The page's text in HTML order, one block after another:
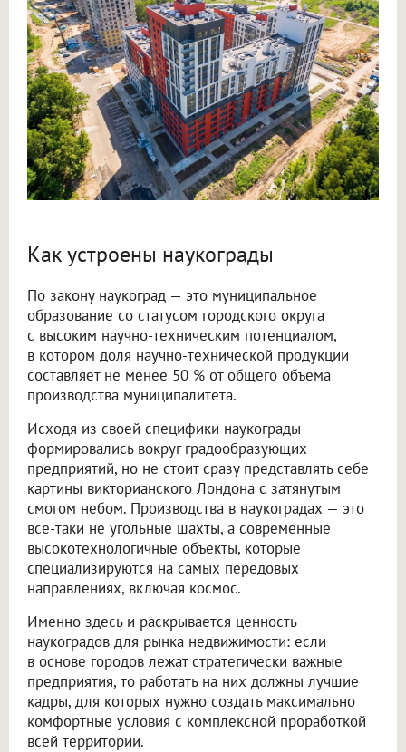
Как устроены наукограды
По закону наукоград — это муниципальное
образование со статусом городского округа
с высоким научно-техническим потенциалом,
в котором доля научно-технической продукции
составляет не менее 50 % от общего объема
производства муниципалитета.
Исходя из своей специфики наукограды
формировались вокруг градообразующих
предприятий, но не стоит сразу представлять себе
картины викторианского Лондона с затянутым
смогом небом. Производства в наукоградах — это
все-таки не угольные шахты, а современные
высокотехнологичные объекты, которые
специализируются на самых передовых
направлениях, включая космос.
Именно здесь и раскрывается ценность
наукоградов для рынка недвижимости: если
в основе городов лежат стратегически важные
предприятия, то работать на них должны лучшие
кадры, для которых нужно создать максимально
комфортные условия с комплексной проработкой
всей территории.